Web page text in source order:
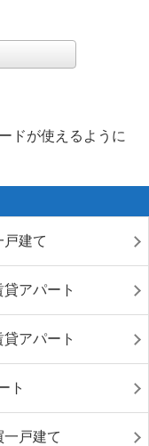
ドが使えるように
戸建て
アパート
アパート
ト
一戸建て